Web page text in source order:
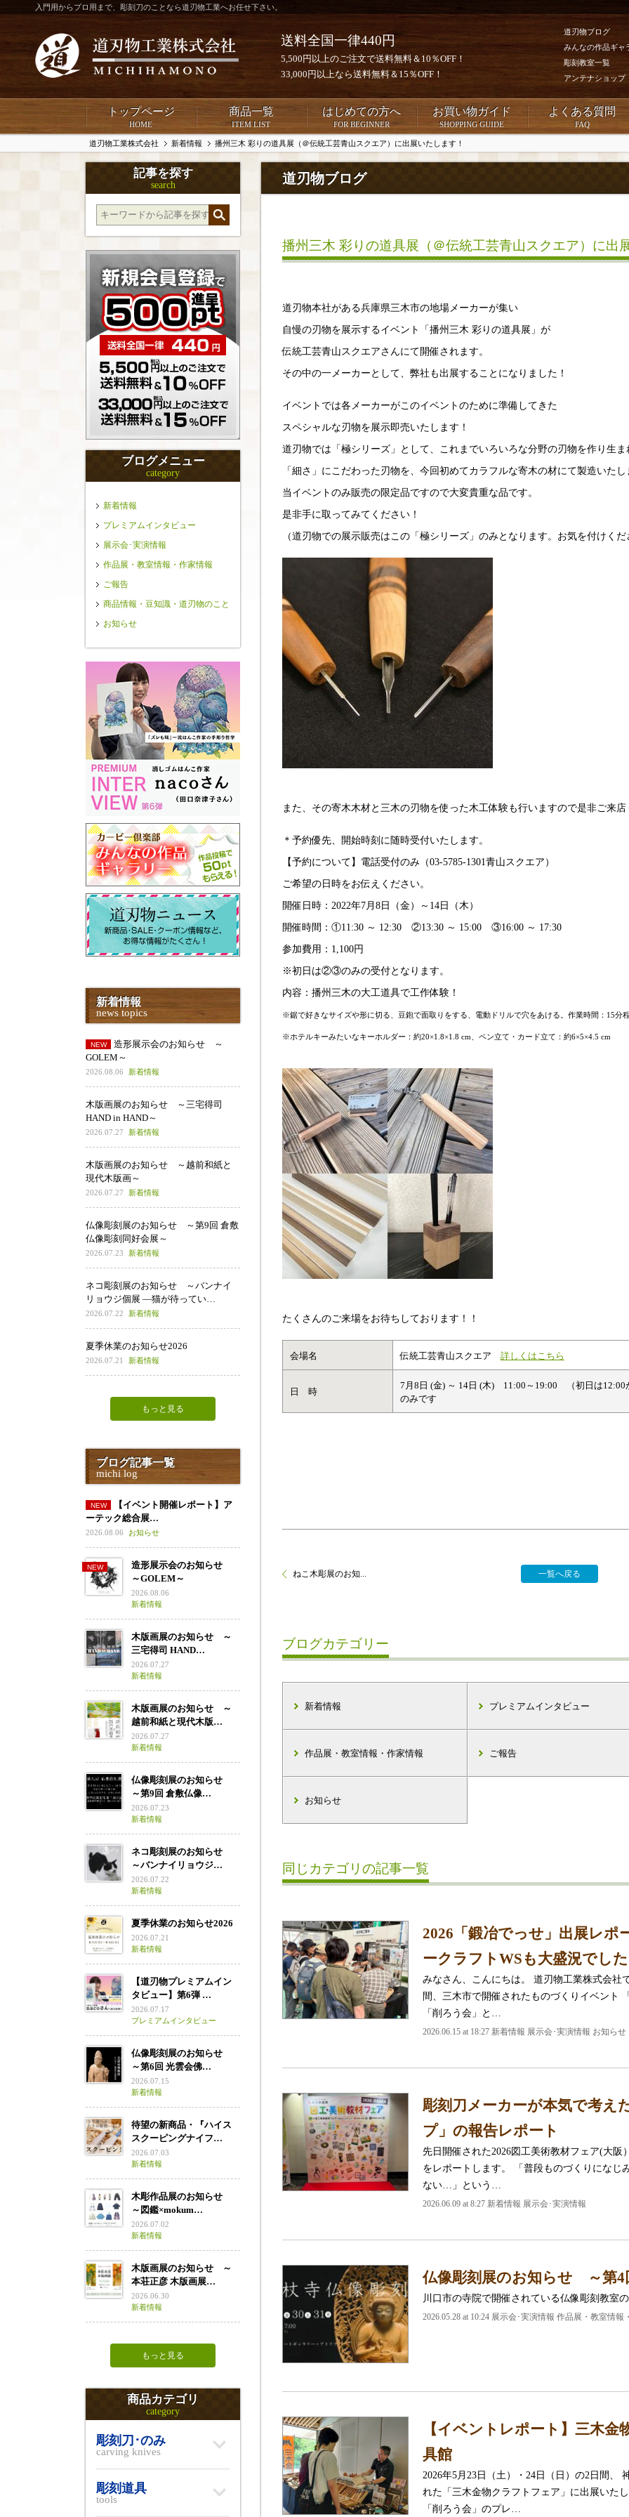
入門用からプロ用まで、彫刻刀のことなら道刃物工業へお任せ下さい。
送料全国一律440円
5,500円以上のご注文で送料無料＆10％OFF！
33,000円以上なら送料無料＆15％OFF！
道刃物ブログ
みんなの作品ギャ
彫刻教室一覧
アンテナショップ
トップページ
HOME
商品一覧
ITEM LIST
はじめての方へ
FOR BEGINNER
お買い物ガイド
SHOPPING GUIDE
よくある質問
FAQ
道刃物工業株式会社 新着情報 播州三木 彩りの道具展（＠伝統工芸青山スクエア）に出展いたします！
道刃物ブログ
播州三木 彩りの道具展（＠伝統工芸青山スクエア）に出
道刃物本社がある兵庫県三木市の地場メーカーが集い
自慢の刃物を展示するイベント「播州三木 彩りの道具展」が
伝統工芸青山スクエアさんにて開催されます。
その中の一メーカーとして、弊社も出展することになりました！
イベントでは各メーカーがこのイベントのために準備してきた
スペシャルな刃物を展示即売いたします！
道刃物では「極シリーズ」として、これまでいろいろな分野の刃物を作り生ま
「細さ」にこだわった刃物を、今回初めてカラフルな寄木の材にて製造いた
当イベントのみ販売の限定品ですので大変貴重な品です。
是非手に取ってみてください！
（道刃物での展示販売はこの「極シリーズ」のみとなります。お気を付けく
また、その寄木木材と三木の刃物を使った木工体験も行いますので是非ご来
＊予約優先、開始時刻に随時受付いたします。
【予約について】電話受付のみ（03-5785-1301青山スクエア）
ご希望の日時をお伝えください。
開催日時：2022年7月8日（金）～14日（木）
開催時間：①11:30 ～ 12:30 ②13:30 ～ 15:00 ③16:00 ～ 17:30
参加費用：1,100円
※初日は②③のみの受付となります。
内容：播州三木の大工道具で工作体験！
※鋸で好きなサイズや形に切る、豆鉋で面取りをする、電動ドリルで穴をあける。作業時間：15分
※ホテルキーみたいなキーホルダー：約20×1.8×1.8 cm、ペン立て・カード立て：約6×5×4.5 cm
たくさんのご来場をお待ちしております！！
会場名 伝統工芸青山スクエア 詳しくはこちら
日 時
7月8日 (金) ～ 14日 (木) 11:00～19:00 （初日は
のみです
ねこ木彫展のお知... 一覧へ戻る
ブログカテゴリー
新着情報 プレミアムインタビュー
作品展・教室情報・作家情報 ご報告
お知らせ
同じカテゴリの記事一覧
2026「鍛冶でっせ」出展レ
ークラフトWSも大盛況でし
みなさん、こんにちは。 道刃物工業株式会社
間、三木市で開催されたものづくりイベント
「削ろう会」と…
2026.06.15 at 18:27 新着情報 展示会･実演情報 お知らせ
彫刻刀メーカーが本気で考え
プ」の報告レポート
先日開催された2026図工美術教材フェア(大
をレポートします。 「普段ものづくりになじ
ない…」という…
2026.06.09 at 8:27 新着情報 展示会･実演情報
仏像彫刻展のお知らせ ～第4
川口市の寺院で開催されている仏像彫刻教室
2026.05.28 at 10:24 展示会･実演情報 作品展・教室情報
【イベントレポート】三木
具館
2026年5月23日（土）・24日（日）の2日間、
れた「三木金物クラフトフェア」に出展いた
「削ろう会」のプレ…
記事を探す
search
ブログメニュー
category
新着情報
プレミアムインタビュー
展示会･実演情報
作品展・教室情報・作家情報
ご報告
商品情報・豆知識・道刃物のこと
お知らせ
新着情報
news topics
造形展示会のお知らせ ～
GOLEM～
2026.08.06 新着情報
木版画展のお知らせ ～三宅得司
HAND in HAND～
2026.07.27 新着情報
木版画展のお知らせ ～越前和紙と
現代木版画～
2026.07.27 新着情報
仏像彫刻展のお知らせ ～第9回 倉敷
仏像彫刻同好会展～
2026.07.23 新着情報
ネコ彫刻展のお知らせ ～バンナイ
リョウジ個展 ―猫が待ってい…
2026.07.22 新着情報
夏季休業のお知らせ2026
2026.07.21 新着情報
もっと見る
ブログ記事一覧
michi log
【イベント開催レポート】ア
ーテック総合展…
2026.08.06 お知らせ
造形展示会のお知らせ
～GOLEM～
2026.08.06
新着情報
木版画展のお知らせ ～
三宅得司 HAND…
2026.07.27
新着情報
木版画展のお知らせ ～
越前和紙と現代木版…
2026.07.27
新着情報
仏像彫刻展のお知らせ
～第9回 倉敷仏像…
2026.07.23
新着情報
ネコ彫刻展のお知らせ
～バンナイリョウジ…
2026.07.22
新着情報
夏季休業のお知らせ2026
2026.07.21
新着情報
【道刃物プレミアムイン
タビュー】第6弾 …
2026.07.17
プレミアムインタビュー
仏像彫刻展のお知らせ
～第6回 光雲会佛…
2026.07.15
新着情報
待望の新商品・『ハイス
スクーピングナイフ…
2026.07.03
新着情報
木彫作品展のお知らせ
～図鑑×mokum…
2026.07.02
新着情報
木版画展のお知らせ ～
本荘正彦 木版画展…
2026.06.30
新着情報
もっと見る
商品カテゴリ
category
彫刻刀･のみ
carving knives
彫刻道具
tools